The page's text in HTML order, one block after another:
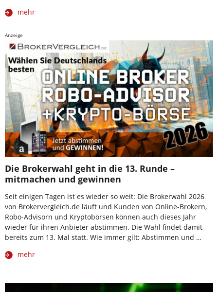
mehr
Anzeige
Die Brokerwahl geht in die 13. Runde –
mitmachen und gewinnen
Seit einigen Tagen ist es wieder so weit: Die Brokerwahl 2026
von Brokervergleich.de läuft und Kunden von Online-Brokern,
Robo-Advisorn und Kryptobörsen können auch dieses Jahr
wieder für ihren Anbieter abstimmen. Die Wahl findet damit
bereits zum 13. Mal statt. Wie immer gilt: Abstimmen und …
mehr